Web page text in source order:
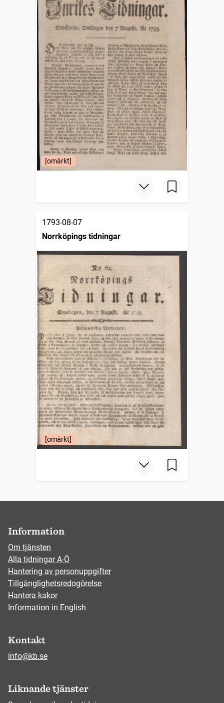
[omärkt]
1793-08-07
Norrköpings tidningar
[omärkt]
Information
Om tjänsten
Alla tidningar A-Ö
Hantering av personuppgifter
Tillgänglighetsredogörelse
Hantera kakor
Information in English
Kontakt
info@kb.se
Liknande tjänster